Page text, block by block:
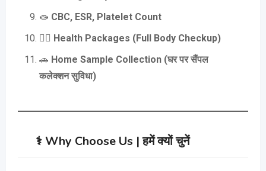
🧫 CBC, ESR, Platelet Count
🧍‍♂️ Health Packages (Full Body Checkup)
🚗 Home Sample Collection (घर पर सैंपल
कलेक्शन सुविधा)
⚕️ Why Choose Us | हमें क्यों चुनें